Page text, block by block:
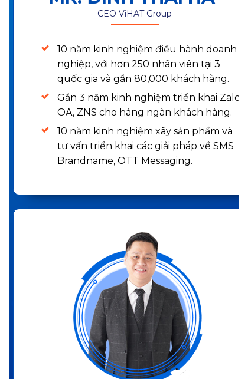
10 năm kinh nghiệm điều hành doanh
nghiệp, với hơn 250 nhân viên tại 3
quốc gia và gần 80,000 khách hàng.
Gần 3 năm kinh nghiệm triển khai Zalo
OA, ZNS cho hàng ngàn khách hàng.
10 năm kinh nghiệm xây sản phẩm và
tư vấn triển khai các giải pháp về SMS
Brandname, OTT Messaging.
CEO ViHAT Group